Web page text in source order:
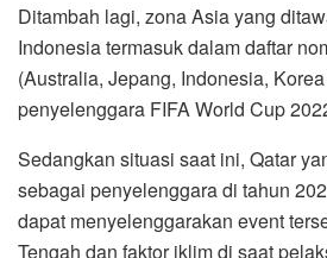
Ditambah lagi, zona Asia yang
Indonesia termasuk dalam daftar
(Australia, Jepang, Indonesia,
penyelenggara FIFA World Cup
Sedangkan situasi saat ini, Qatar
sebagai penyelenggara di tahun
dapat menyelenggarakan event
Tengah dan faktor iklim di saat